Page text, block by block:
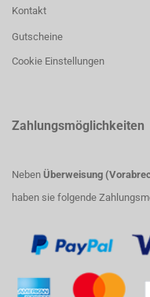
Kontakt
Gutscheine
Cookie Einstellungen
Zahlungsmöglichkeiten
Neben Überweisung
haben sie folgende